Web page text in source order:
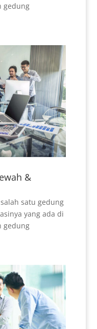
gedung
&
satu gedung
yang ada di
gedung